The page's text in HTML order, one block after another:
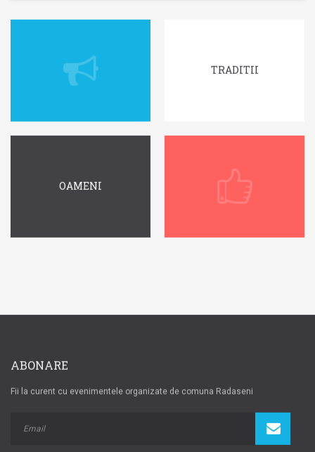
TRADITII
OAMENI
ABONARE
Fii la curent cu evenimentele organizate de comuna Radaseni